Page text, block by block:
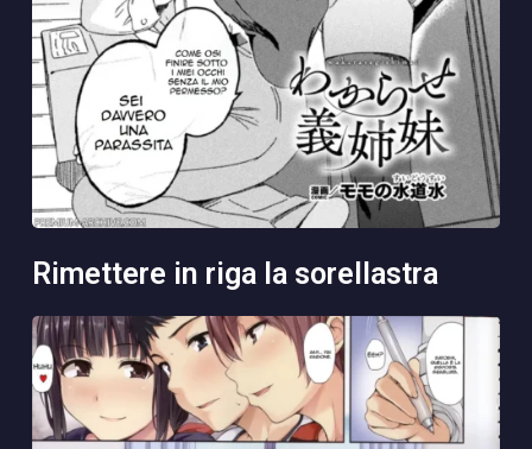
rimettere in riga la sorellastra